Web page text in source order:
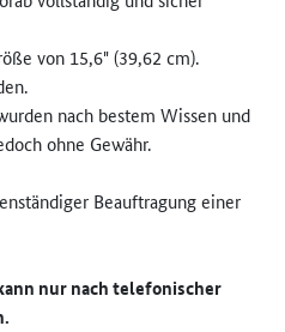
von 15,6" (39,62 cm).
nach bestem Wissen und
ohne Gewähr.
Beauftragung einer
nur nach telefonischer